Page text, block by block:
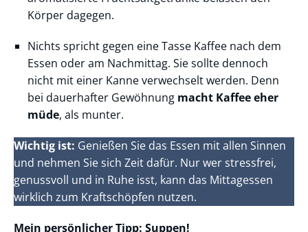
Körper dagegen.
Nichts spricht gegen eine Tasse Kaffee nach dem
Essen oder am Nachmittag. Sie sollte dennoch
nicht mit einer Kanne verwechselt werden. Denn
bei dauerhafter Gewöhnung macht Kaffee eher
müde, als munter.
Wichtig ist: Genießen Sie das Essen mit allen Sinnen
und nehmen Sie sich Zeit dafür. Nur wer stressfrei,
genussvoll und in Ruhe isst, kann das Mittagessen
wirklich zum Kraftschöpfen nutzen.
Mein persönlicher Tipp: Suppen!